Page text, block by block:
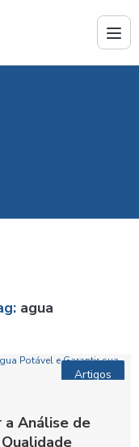
agua
Artigos
a Análise de